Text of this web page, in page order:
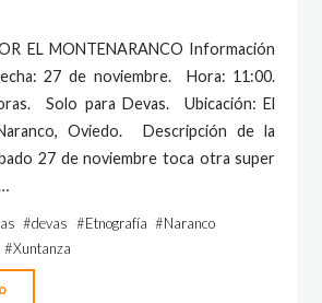
EL MONTENARANCO Información
27 de noviembre. Hora: 11:00.
Solo para Devas. Ubicación: El
Oviedo. Descripción de la
27 de noviembre toca otra super
#devas #Etnografía #Naranco
#Xuntanza